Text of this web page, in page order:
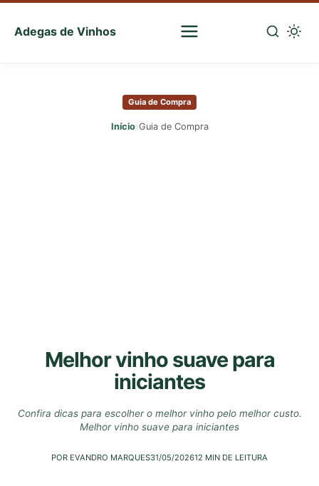
Adegas de Vinhos
Sua
Guia de Compra
Início›Guia de Compra
Melhor vinho suave para
iniciantes
Confira dicas para escolher o melhor vinho pelo melhor custo.
Melhor vinho suave para iniciantes
POR EVANDRO MARQUES31/05/202612 MIN DE LEITURA